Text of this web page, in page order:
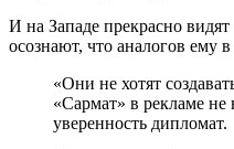
И на Западе прекрасно
осознают, что аналогов ему
«Они не хотят
«Сармат» в рекламе не
уверенность дипломат.